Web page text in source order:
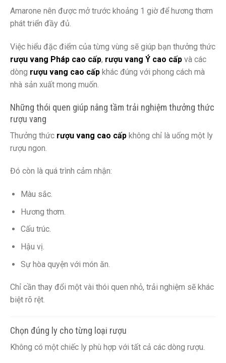
Amarone nên được mở trước khoảng 1 giờ để hương thơm
phát triển đầy đủ.
Việc hiểu đặc điểm của từng vùng sẽ giúp bạn thưởng thức
rượu vang Pháp cao cấp, rượu vang Ý cao cấp và các
dòng rượu vang cao cấp khác đúng với phong cách mà
nhà sản xuất mong muốn.
Những thói quen giúp nâng tầm trải nghiệm thưởng thức
rượu vang
Thưởng thức rượu vang cao cấp không chỉ là uống một ly
rượu ngon.
Đó còn là quá trình cảm nhận:
Màu sắc.
Hương thơm.
Cấu trúc.
Hậu vị.
Sự hòa quyện với món ăn.
Chỉ cần thay đổi một vài thói quen nhỏ, trải nghiệm sẽ khác
biệt rõ rệt.
Chọn đúng ly cho từng loại rượu
Không có một chiếc ly phù hợp với tất cả các dòng rượu.